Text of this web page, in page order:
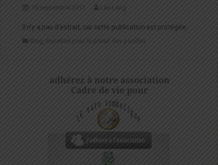
15 septembre 2017 Léa Lang
Il n’y a pas d’extrait, car cette publication est protégée.
Blog Recettes pour le plaisir des papilles